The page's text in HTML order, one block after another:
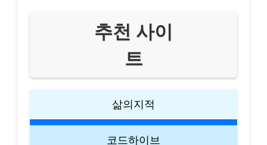
추천 사이
트
삶의지적
코드하이브